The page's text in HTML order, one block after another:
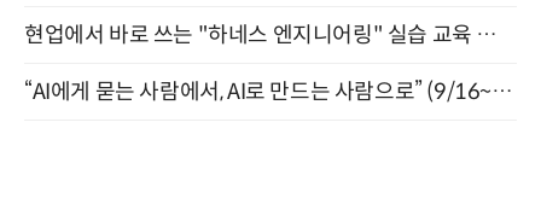
현업에서 바로 쓰는 "하네스 엔지니어링" 실습 교육 워크숍 8월 20일 개최
“AI에게 묻는 사람에서, AI로 만드는 사람으로” (9/16~17)